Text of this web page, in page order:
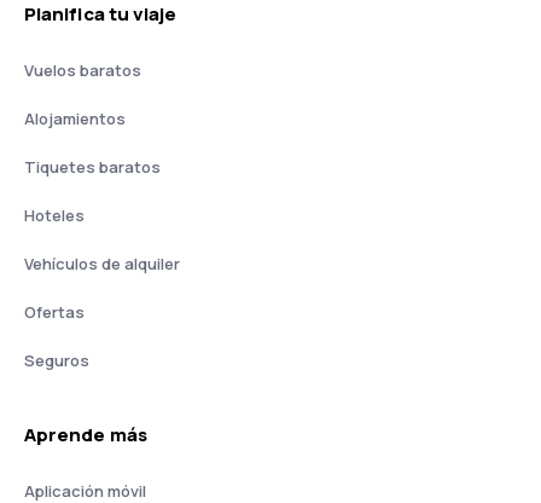
Planifica tu viaje
Vuelos baratos
Alojamientos
Tiquetes baratos
Hoteles
Vehículos de alquiler
Ofertas
Seguros
Aprende más
Aplicación móvil